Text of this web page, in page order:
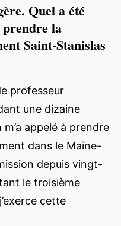
Quel a été
la
Saint-Stanislas
professeur
une dizaine
appelé à prendre
dans le Maine-
depuis vingt-
le troisième
cette